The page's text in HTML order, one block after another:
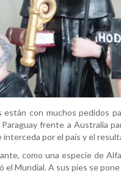
están con muchos pedidos
frente a Australia
interceda por el país y el
como una especie de
el Mundial. A sus pies se